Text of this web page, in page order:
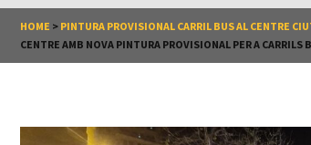
HOME > PINTURA PROVISIONAL CARRIL BUS AL CENTRE
CENTRE AMB NOVA PINTURA PROVISIONAL PER A